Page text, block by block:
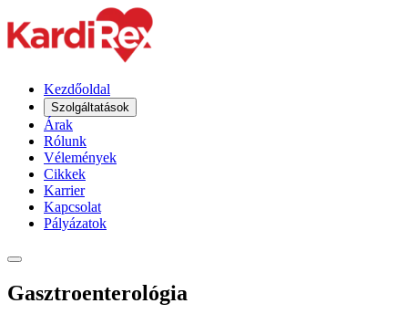
Kezdőoldal
Szolgáltatások
Árak
Rólunk
Vélemények
Cikkek
Karrier
Kapcsolat
Pályázatok
Gasztroenterológia